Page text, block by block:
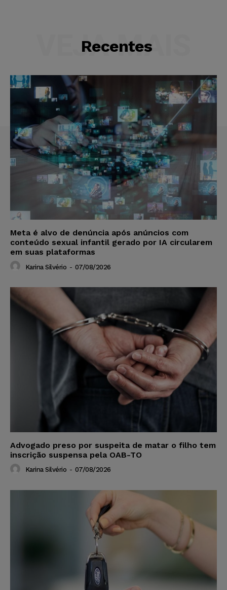
Recentes
VEJA MAIS
Meta é alvo de denúncia após anúncios com
conteúdo sexual infantil gerado por IA circularem
em suas plataformas
Karina Silvério - 07/08/2026
Advogado preso por suspeita de matar o filho tem
inscrição suspensa pela OAB-TO
Karina Silvério - 07/08/2026